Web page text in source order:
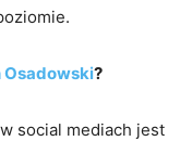
Osadowski?
social mediach jest